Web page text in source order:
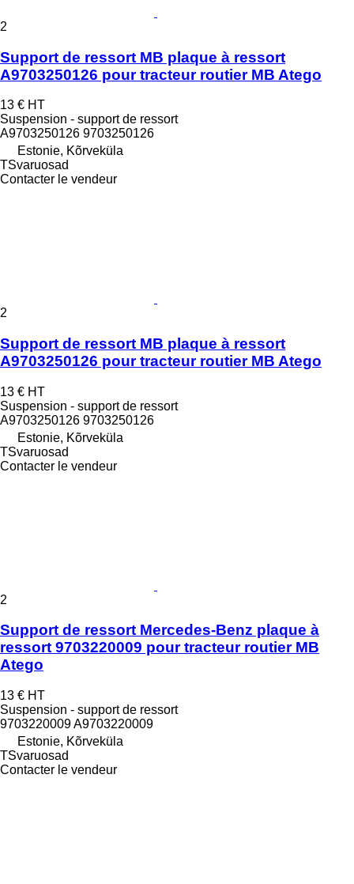
2
Support de ressort MB plaque à ressort
A9703250126 pour tracteur routier MB Atego
13 € HT
Suspension - support de ressort
A9703250126 9703250126
Estonie, Kõrveküla
TSvaruosad
Contacter le vendeur
2
Support de ressort MB plaque à ressort
A9703250126 pour tracteur routier MB Atego
13 € HT
Suspension - support de ressort
A9703250126 9703250126
Estonie, Kõrveküla
TSvaruosad
Contacter le vendeur
2
Support de ressort Mercedes-Benz plaque à
ressort 9703220009 pour tracteur routier MB
Atego
13 € HT
Suspension - support de ressort
9703220009 A9703220009
Estonie, Kõrveküla
TSvaruosad
Contacter le vendeur